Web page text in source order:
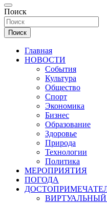
R55.RU
ДОБРЫЕ ВЕСТИ ИЗ
Поиск
Поиск
Главная
НОВОСТИ
События
Культура
Общество
Спорт
Экономика
Бизнес
Образование
Здоровье
Природа
Технологии
Политика
МЕРОПРИЯТИЯ
ПОГОДА
ВИРТУАЛЬНЫЙ